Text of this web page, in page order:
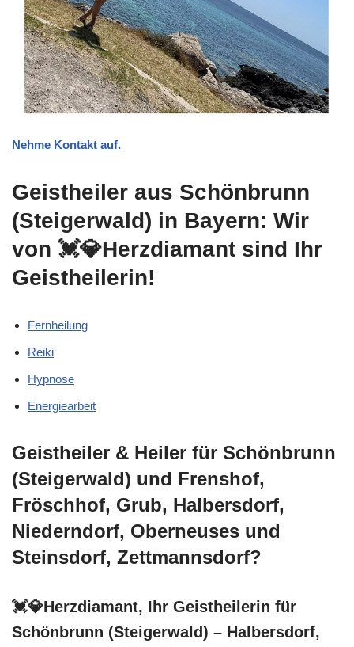
Nehme Kontakt auf.
Geistheiler aus Schönbrunn
(Steigerwald) in Bayern: Wir
von 💓️💎Herzdiamant sind Ihr
Geistheilerin!
Fernheilung
Reiki
Hypnose
Energiearbeit
Geistheiler & Heiler für Schönbrunn
(Steigerwald) und Frenshof,
Fröschhof, Grub, Halbersdorf,
Niederndorf, Oberneuses und
Steinsdorf, Zettmannsdorf?
💓️💎Herzdiamant, Ihr Geistheilerin für
Schönbrunn (Steigerwald) – Halbersdorf,